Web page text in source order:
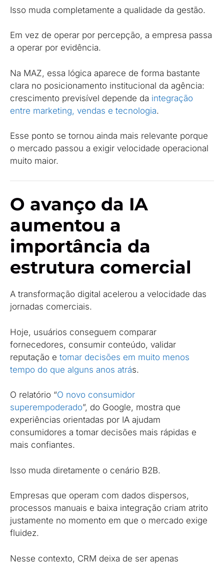
Isso muda completamente a qualidade da gestão.
Em vez de operar por percepção, a empresa passa
a operar por evidência.
Na MAZ, essa lógica aparece de forma bastante
clara no posicionamento institucional da agência:
crescimento previsível depende da integração
entre marketing, vendas e tecnologia.
Esse ponto se tornou ainda mais relevante porque
o mercado passou a exigir velocidade operacional
muito maior.
O avanço da IA
aumentou a
importância da
estrutura comercial
A transformação digital acelerou a velocidade das
jornadas comerciais.
Hoje, usuários conseguem comparar
fornecedores, consumir conteúdo, validar
reputação e tomar decisões em muito menos
tempo do que alguns anos atrás.
O relatório “O novo consumidor
superempoderado”, do Google, mostra que
experiências orientadas por IA ajudam
consumidores a tomar decisões mais rápidas e
mais confiantes.
Isso muda diretamente o cenário B2B.
Empresas que operam com dados dispersos,
processos manuais e baixa integração criam atrito
justamente no momento em que o mercado exige
fluidez.
Nesse contexto, CRM deixa de ser apenas